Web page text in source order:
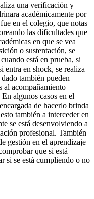
una verificación y
académicamente por
en el colegio, que notas
las dificultades que
en que se vea
o sustentación, se
está en prueba, si
entra en shock, se realiza
también pueden
al acompañamiento
algunos casos en el
de hacerlo brinda
también a interceder en
se está desenvolviendo a
profesional. También
gestión en el aprendizaje
que si está
si se está cumpliendo o no